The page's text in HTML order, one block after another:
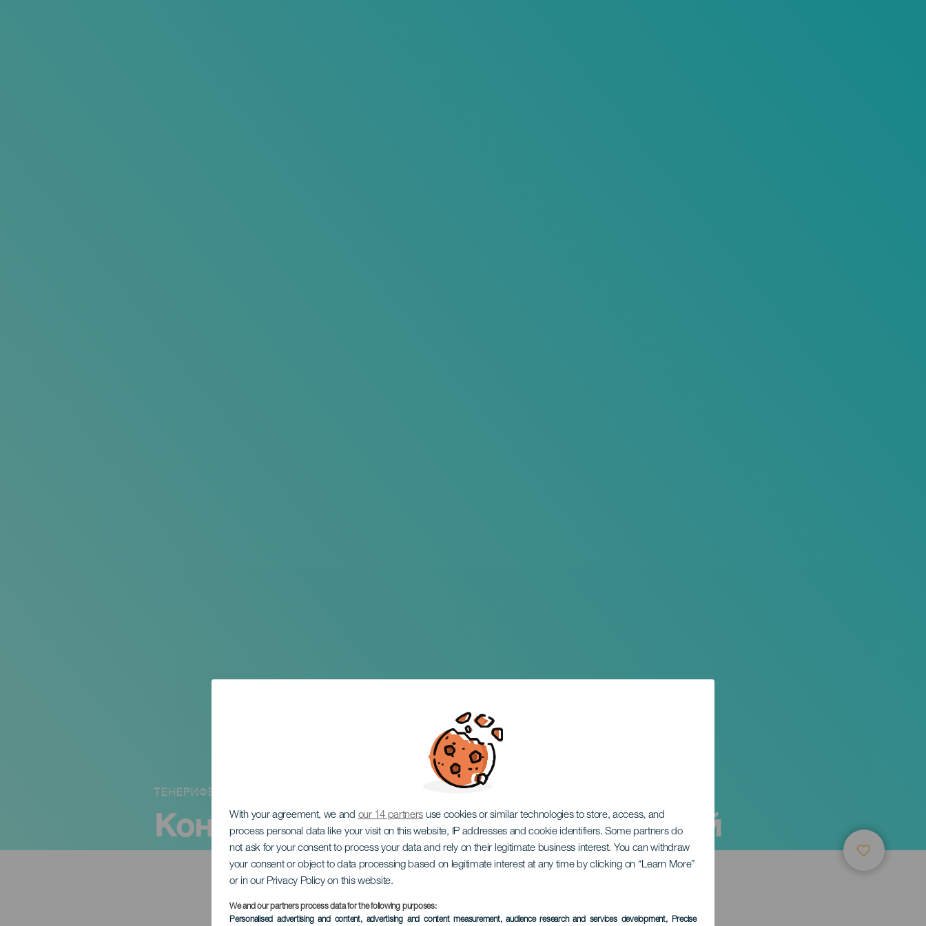
With your agreement, we and our 14 partners use cookies or similar technologies to store, access, and
process personal data like your visit on this website, IP addresses and cookie identifiers. Some partners do
not ask for your consent to process your data and rely on their legitimate business interest. You can withdraw
your consent or object to data processing based on legitimate interest at any time by clicking on “Learn More”
or in our Privacy Policy on this website.
We and our partners process data for the following purposes:
Personalised advertising and content, advertising and content measurement, audience research and services development, Precise
Концерт Сатоми Моримото и друзей
ТЕНЕРИФЕ
ПРОШЕДШЕЕ МЕРОПРИЯТИЕ